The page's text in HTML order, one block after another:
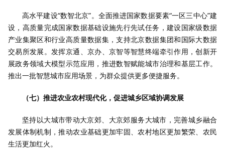
高水平建设“数智北京”。全面推进国家数据要素“一区三中心”建
设，高质量完成国家数据基础设施先行先试任务，建设国家级数据
产业集聚区和行业高质量数据集，支持北京数据集团和国际大数据
交易所发展。发挥京通、京办、京智等智慧终端牵引作用，创新开
展政务领域大模型示范应用，推进数智赋能城市治理和基层工作。
推出一批智慧城市应用场景，为群众提供更多便捷服务。
（七）推进农业农村现代化，促进城乡区域协调发展
坚持以大城市带动大京郊、大京郊服务大城市，完善城乡融合
发展体制机制，推动农业基础更加牢固、农村地区更加繁荣、农民
生活更加红火。